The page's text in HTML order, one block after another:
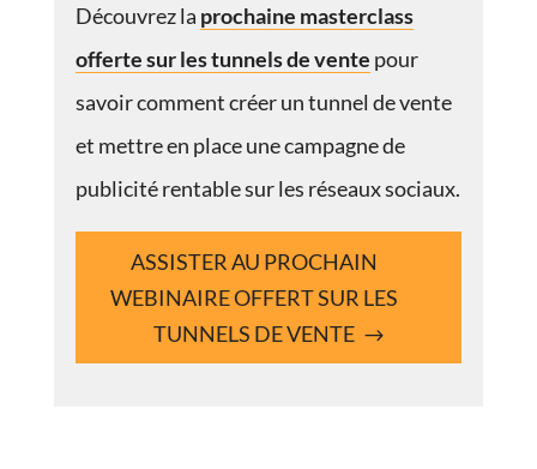
Découvrez la prochaine masterclass
offerte sur les tunnels de vente pour
savoir comment créer un tunnel de vente
et mettre en place une campagne de
publicité rentable sur les réseaux sociaux.
ASSISTER AU PROCHAIN
WEBINAIRE OFFERT SUR LES
TUNNELS DE VENTE